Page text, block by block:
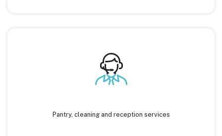
Pantry, cleaning and reception services